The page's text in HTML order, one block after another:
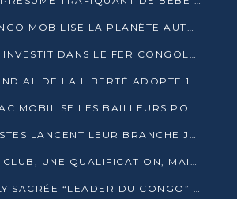
À BELÉM, LE CONGO MOBILISE LA PLANÈTE AUTOUR DU FONDS BLEU POUR LE BASSIN DU CONGO
ULSAN HOLDING INVESTIT DANS LE FER CONGOLAIS
LE CONGRÈS MONDIAL DE LA LIBERTÉ ADOPTE 14 RÉSOLUTIONS HISTORIQUES
COP30 : LA BDEAC MOBILISE LES BAILLEURS POUR LE FONDS BLEU DU BASSIN DU CONGO
LES SOUVERAINISTES LANCENT LEUR BRANCHE JEUNE À BRAZZAVILLE
L’AS OTOHO, UN CLUB, UNE QUALIFICATION, MAIS ENCORE DES DOUTES
L’ONG BUTTERFLY SACRÉE “LEADER DU CONGO” AU PRIX D’EXCELLENCE 2025